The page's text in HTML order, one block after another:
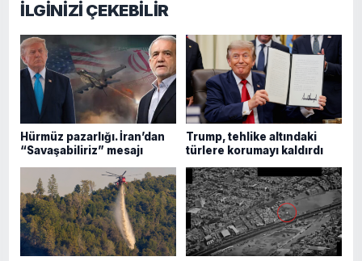
İLGİNİZİ ÇEKEBİLİR
Hürmüz pazarlığı. İran’dan
“Savaşabiliriz” mesajı
Trump, tehlike altındaki
türlere korumayı kaldırdı